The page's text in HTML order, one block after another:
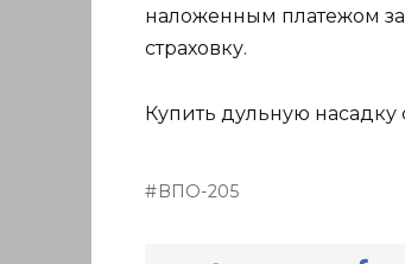
наложенным платежом за
страховку.
Купить дульную
ВПО-205